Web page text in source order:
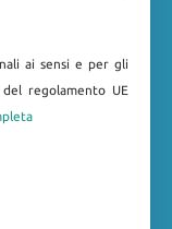
ai sensi e per gli
regolamento UE